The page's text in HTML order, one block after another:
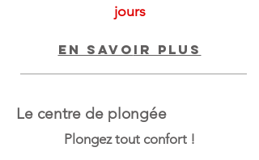
jours
en savo ir plus
Le centre de plongée
Plongez tout confort !